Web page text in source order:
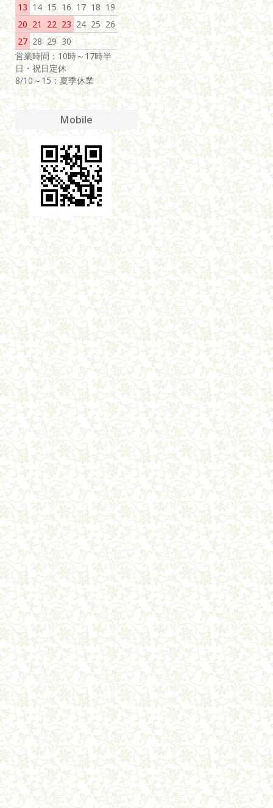
13 14 15 16 17 18 19
20 21 22 23 24 25 26
27 28 29 30
営業時間：10時～17時半
日・祝日定休
8/10～15：夏季休業
Mobile